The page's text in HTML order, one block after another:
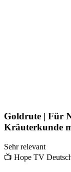
Goldrute | Für
Kräuterkunde
Sehr relevant
📺 Hope TV